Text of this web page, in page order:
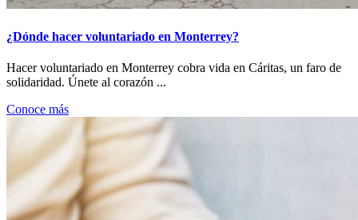
¿Dónde hacer voluntariado en Monterrey?
Hacer voluntariado en Monterrey cobra vida en Cáritas, un faro de
solidaridad. Únete al corazón ...
Conoce más